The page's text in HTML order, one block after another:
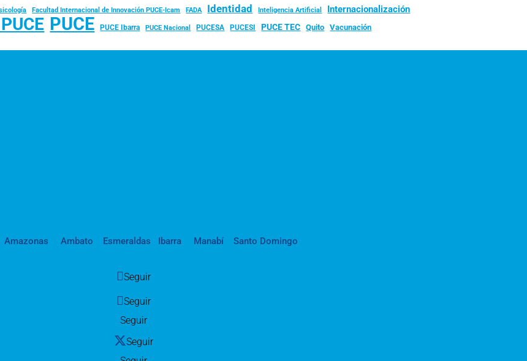
Facultad Internacional de Innovación PUCE-Icam FADA Identidad Inteligencia Artificial Internacionalización
PUCE PUCE Ibarra PUCE Nacional PUCESA PUCESI PUCE TEC Quito Vacunación
Amazonas Ambato Esmeraldas Ibarra Manabí Santo Domingo
Seguir
Seguir
Seguir
Seguir